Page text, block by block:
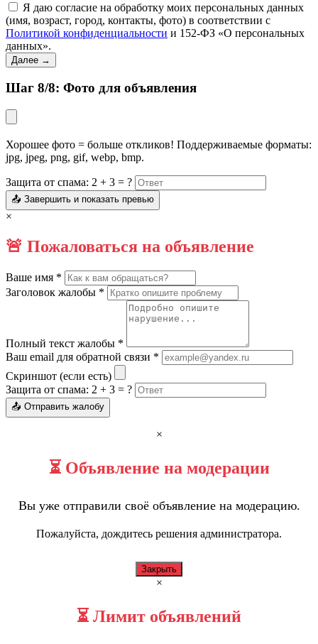
Я даю согласие на обработку моих персональных данных
(имя, возраст, город, контакты, фото) в соответствии с
Политикой конфиденциальности и 152-ФЗ «О персональных
данных».
Далее →
Шаг 8/8: Фото для объявления
Хорошее фото = больше откликов! Поддерживаемые форматы:
jpg, jpeg, png, gif, webp, bmp.
Защита от спама: 2 + 3 = ?
📤 Завершить и показать превью
×
🚨 Пожаловаться на объявление
Ваше имя *
Заголовок жалобы *
Полный текст жалобы *
Ваш email для обратной связи *
Скриншот (если есть)
Защита от спама: 2 + 3 = ?
📤 Отправить жалобу
×
⏳ Объявление на модерации
Вы уже отправили своё объявление на модерацию.
Пожалуйста, дождитесь решения администратора.
Закрыть
×
⏳ Лимит объявлений